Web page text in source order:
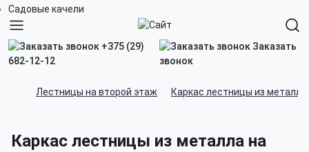
Садовые качели
+375 (29)
682-12-12
Заказать
звонок
Лестницы на второй этаж Каркас лестницы из металла
Каркас лестницы из металла на